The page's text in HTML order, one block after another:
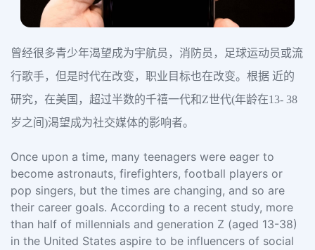
曾经很多青少年渴望成为宇航员，消防员，足球运动员或流
行歌手，但是时代在改变，职业目标也在改变。根据 近的
研究，在美国，超过半数的千禧一代和Z世代(年龄在13- 38
岁之间)渴望成为社交媒体的影响者。
Once upon a time, many teenagers were eager to
become astronauts, firefighters, football players or
pop singers, but the times are changing, and so are
their career goals. According to a recent study, more
than half of millennials and generation Z (aged 13-38)
in the United States aspire to be influencers of social